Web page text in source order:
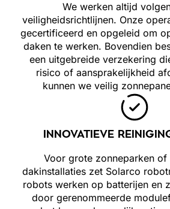
We werken altijd
veiligheidsrichtlijnen. Onze
gecertificeerd en opgeleid om
daken te werken. Bovendien
een uitgebreide verzekering
risico of aansprakelijkheid
kunnen we veilig
INNOVATIEVE
Voor grote zonneparken
dakinstallaties zet Solarco
robots werken op batterijen en
door gerenommeerde